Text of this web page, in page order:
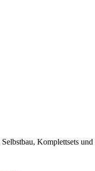
Komplettsets